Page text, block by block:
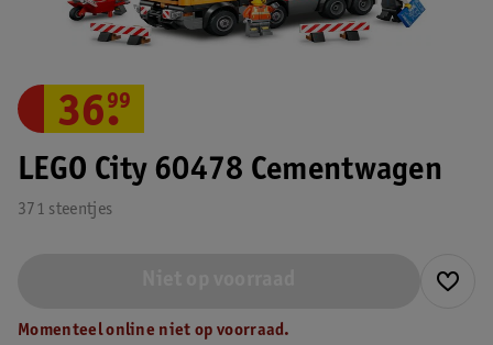
LEGO City 60478 Cementwagen
371 steentjes
36.
99
Momenteel online niet op voorraad.